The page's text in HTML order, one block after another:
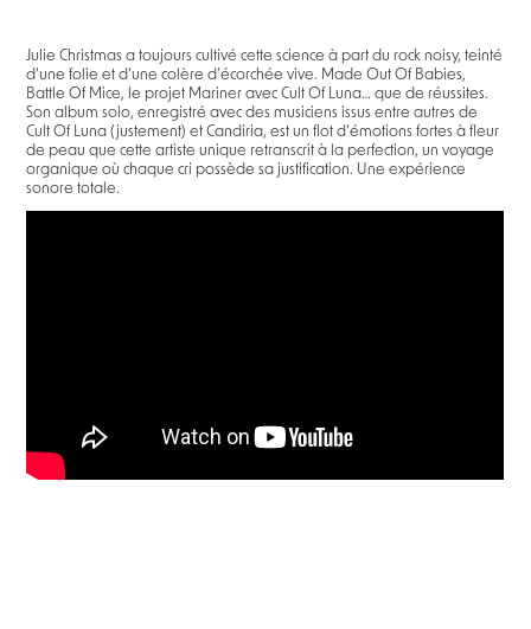
Julie Christmas a toujours cultivé cette science à part du rock noisy, teinté
d’une folie et d’une colère d’écorchée vive. Made Out Of Babies,
Battle Of Mice, le projet Mariner avec Cult Of Luna… que de réussites.
Son album solo, enregistré avec des musiciens issus entre autres de
Cult Of Luna (justement) et Candiria, est un flot d’émotions fortes à fleur
de peau que cette artiste unique retranscrit à la perfection, un voyage
organique où chaque cri possède sa justification. Une expérience
sonore totale.